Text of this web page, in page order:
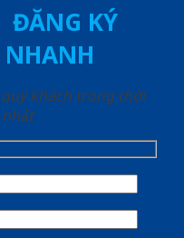
ĐĂNG KÝ
khách trong thời